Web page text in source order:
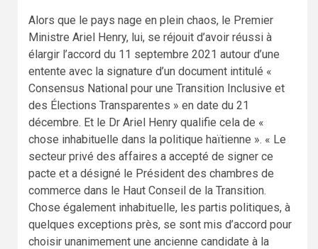
Alors que le pays nage en plein chaos, le Premier
Ministre Ariel Henry, lui, se réjouit d’avoir réussi à
élargir l’accord du 11 septembre 2021 autour d’une
entente avec la signature d’un document intitulé «
Consensus National pour une Transition Inclusive et
des Élections Transparentes » en date du 21
décembre. Et le Dr Ariel Henry qualifie cela de «
chose inhabituelle dans la politique haïtienne ». « Le
secteur privé des affaires a accepté de signer ce
pacte et a désigné le Président des chambres de
commerce dans le Haut Conseil de la Transition.
Chose également inhabituelle, les partis politiques, à
quelques exceptions près, se sont mis d’accord pour
choisir unanimement une ancienne candidate à la